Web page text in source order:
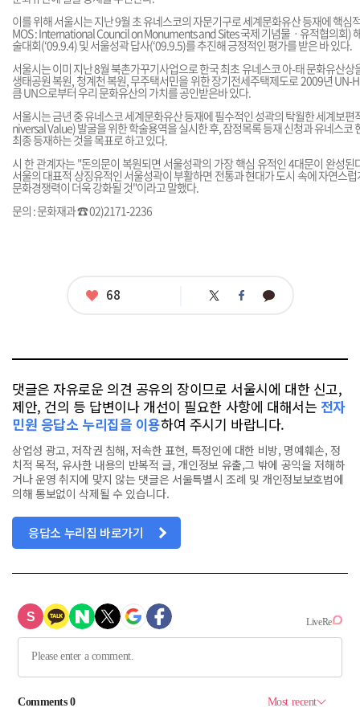
이를 위해 서울시는 지난 9월 초 유네스코의 자문기구로 세계문화유산 등재에 핵심
MOS : International Council on Monuments and Sites 국제 기념물ㆍ유적협의회)
술대회(‘09.9.4) 및 서울성곽 답사(‘09.9.5)를 추진해 긍정적인 평가를 받은 바 있다.
서울시는 이미 지난 8월 북촌가꾸기사업으로 한국 최초 유네스코 아-태 문화유산상
생태공원 복원, 청계천 복원, 무주택서민을 위한 장기전세주택제도로 2009년 UN-
큼 UN으로부터 우리 문화유산의 가치를 공인받은바 있다.
서울시는 금년 중 유네스코 세계문화유산 등재에 필수적인 성곽의 탁월한 세계보
niversal Value) 발굴을 위한 학술용역을 실시한 후, 잠정목록 등재 신청과 유네스코
최종 등재하는 것을 목표로 하고 있다.
시 한 관계자는 "돈의문이 복원되면 서울성곽의 가장 핵심 유적인 4대문이 완성
서울의 대표적 상징유적인 서울성곽이 부활하면 전통과 현대가 도시 속에 자연스
문화경쟁력이 더욱 강화될 것"이라고 말했다.
문의 : 문화재과 ☎ 02)2171-2236
좋
68 트
위
페
이
카
카
댓글은 자유로운 의견 공유의 장이므로 서울시에 대한 신고,
제안, 건의 등 답변이나 개선이 필요한 사항에 대해서는 전자
민원 응답소 누리집을 이용하여 주시기 바랍니다.
상업성 광고, 저작권 침해, 저속한 표현, 특정인에 대한 비방, 명예훼손, 정
치적 목적, 유사한 내용의 반복적 글, 개인정보 유출,그 밖에 공익을 저해하
거나 운영 취지에 맞지 않는 댓글은 서울특별시 조례 및 개인정보보호법에
의해 통보없이 삭제될 수 있습니다.
응답소 누리집 바로가기